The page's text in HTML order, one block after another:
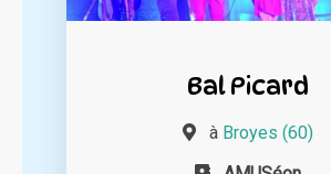
Bal Picard
à Broyes (60)